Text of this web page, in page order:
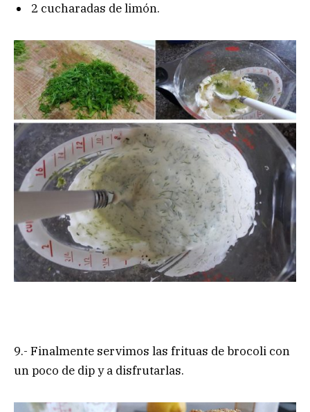
2 cucharadas de limón.
9.- Finalmente servimos las frituas de brocoli con
un poco de dip y a disfrutarlas.